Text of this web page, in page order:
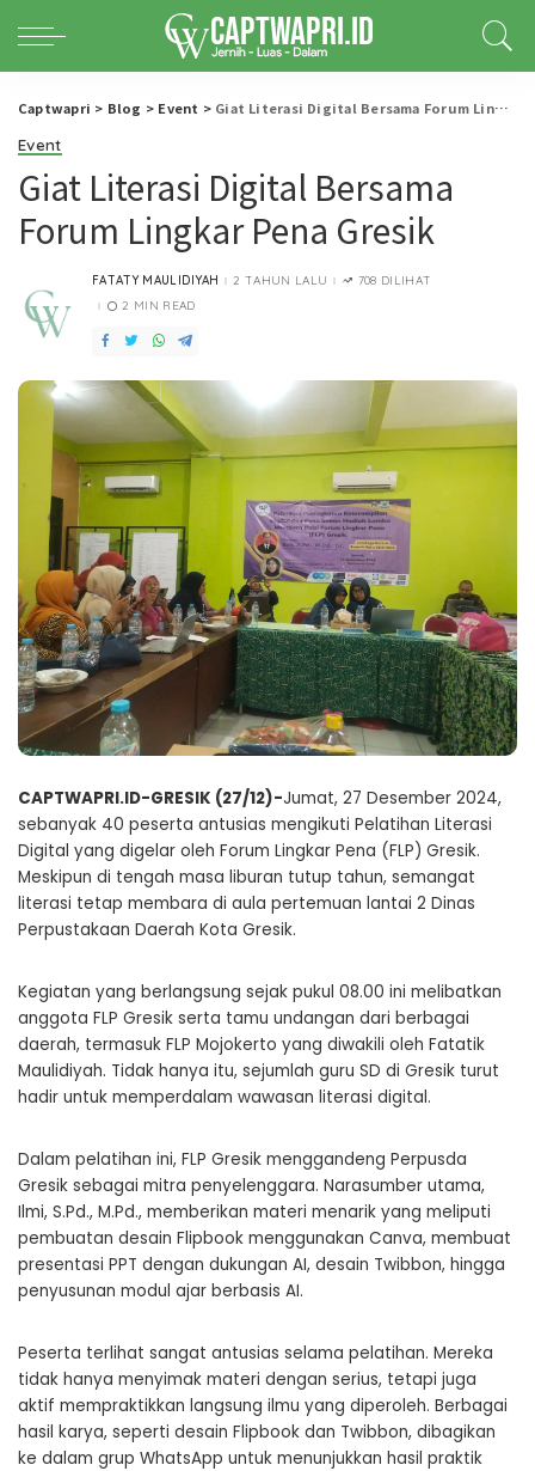
Captwapri > Blog > Event > Giat Literasi Digital Bersama Forum Lingkar Pena Gresik
Event
Giat Literasi Digital Bersama
Forum Lingkar Pena Gresik
POSTED
FATATY MAULIDIYAH 2 TAHUN LALU
708 DILIHAT
2 MIN READ
CAPTWAPRI.ID-GRESIK (27/12)-Jumat, 27 Desember 2024,
sebanyak 40 peserta antusias mengikuti Pelatihan Literasi
Digital yang digelar oleh Forum Lingkar Pena (FLP) Gresik.
Meskipun di tengah masa liburan tutup tahun, semangat
literasi tetap membara di aula pertemuan lantai 2 Dinas
Perpustakaan Daerah Kota Gresik.
Kegiatan yang berlangsung sejak pukul 08.00 ini melibatkan
anggota FLP Gresik serta tamu undangan dari berbagai
daerah, termasuk FLP Mojokerto yang diwakili oleh Fatatik
Maulidiyah. Tidak hanya itu, sejumlah guru SD di Gresik turut
hadir untuk memperdalam wawasan literasi digital.
Dalam pelatihan ini, FLP Gresik menggandeng Perpusda
Gresik sebagai mitra penyelenggara. Narasumber utama,
Ilmi, S.Pd., M.Pd., memberikan materi menarik yang meliputi
pembuatan desain Flipbook menggunakan Canva, membuat
presentasi PPT dengan dukungan AI, desain Twibbon, hingga
penyusunan modul ajar berbasis AI.
Peserta terlihat sangat antusias selama pelatihan. Mereka
tidak hanya menyimak materi dengan serius, tetapi juga
aktif mempraktikkan langsung ilmu yang diperoleh. Berbagai
hasil karya, seperti desain Flipbook dan Twibbon, dibagikan
ke dalam grup WhatsApp untuk menunjukkan hasil praktik